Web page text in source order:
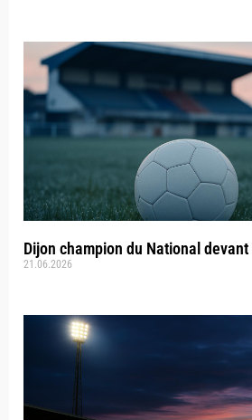
Dijon champion du National
21.06.2026